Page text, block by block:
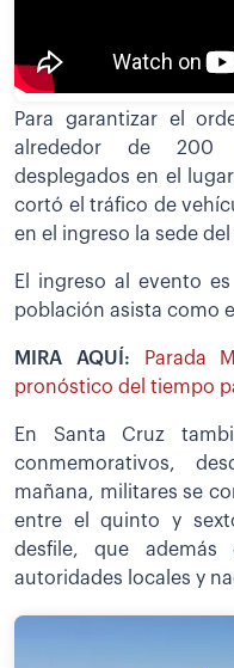
Para garantizar el
alrededor de 200
desplegados en el
cortó el tráfico de
en el ingreso la sede
El ingreso al evento es
población asista como
MIRA AQUÍ:
Parada
pronóstico del tiempo
En Santa Cruz
conmemorativos,
mañana, militares se
entre el quinto y
desfile, que
autoridades locales y